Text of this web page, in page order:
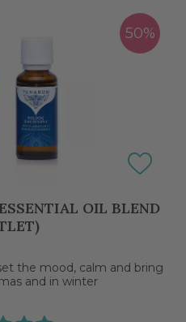
50%
OIL BLEND
the mood, calm and bring
and in winter